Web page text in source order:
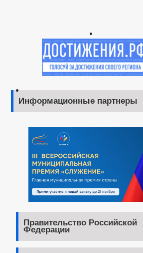
Информационные партнеры
Правительство Российской
Федерации